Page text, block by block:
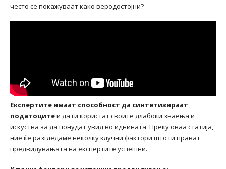
често се покажуваат како веродостојни?
Експертите имаат способност да синтетизираат
податоцитеи да ги користат своите длабоки знаења и
искуства за да понудат увид во иднината. Преку оваа статија,
ние ќе разгледаме неколку клучни фактори што ги прават
предвидувањата на експертите успешни.